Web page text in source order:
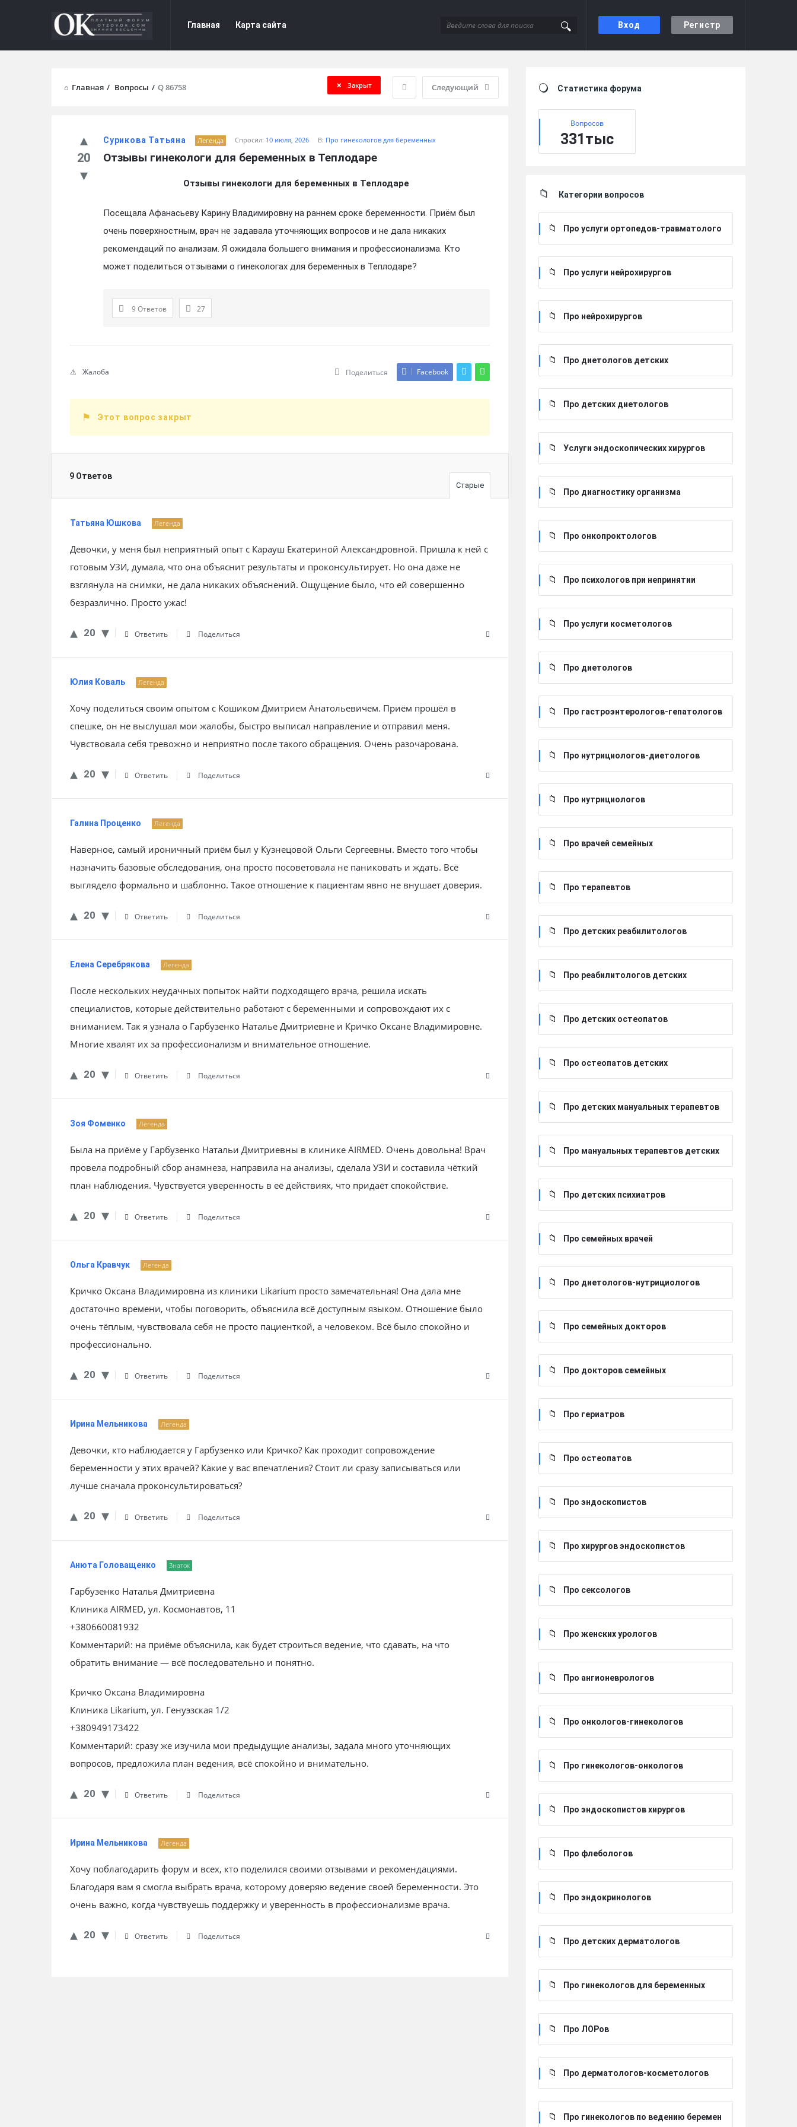
Вход Регистр
Форум
Отзывы
Отзывы
Navigation
Главная Карта сайта
Главная / Вопросы / Q 86758 Следующий
Закрыт
Сурикова Татьяна Легенда Спросил: 10 июля, 2026 В: Про гинекологов для беременных
Отзывы гинекологи для беременных в Теплодаре
20
Отзывы гинекологи для беременных в Теплодаре
Посещала Афанасьеву Карину Владимировну на раннем сроке беременности. Приём был
очень поверхностным, врач не задавала уточняющих вопросов и не дала никаких
рекомендаций по анализам. Я ожидала большего внимания и профессионализма. Кто
может поделиться отзывами о гинекологах для беременных в Теплодаре?
9 Ответов 27
Поделиться Facebook
Жалоба
Этот вопрос закрыт
9 Ответов
Старые
Татьяна Юшкова Легенда
Девочки, у меня был неприятный опыт с Карауш Екатериной Александровной. Пришла к ней с
готовым УЗИ, думала, что она объяснит результаты и проконсультирует. Но она даже не
взглянула на снимки, не дала никаких объяснений. Ощущение было, что ей совершенно
безразлично. Просто ужас!
20 Ответить Поделиться
Юлия Коваль Легенда
Хочу поделиться своим опытом с Кошиком Дмитрием Анатольевичем. Приём прошёл в
спешке, он не выслушал мои жалобы, быстро выписал направление и отправил меня.
Чувствовала себя тревожно и неприятно после такого обращения. Очень разочарована.
20 Ответить Поделиться
Галина Проценко Легенда
Наверное, самый ироничный приём был у Кузнецовой Ольги Сергеевны. Вместо того чтобы
назначить базовые обследования, она просто посоветовала не паниковать и ждать. Всё
выглядело формально и шаблонно. Такое отношение к пациентам явно не внушает доверия.
20 Ответить Поделиться
Елена Серебрякова Легенда
После нескольких неудачных попыток найти подходящего врача, решила искать
специалистов, которые действительно работают с беременными и сопровождают их с
вниманием. Так я узнала о Гарбузенко Наталье Дмитриевне и Кричко Оксане Владимировне.
Многие хвалят их за профессионализм и внимательное отношение.
20 Ответить Поделиться
Зоя Фоменко Легенда
Была на приёме у Гарбузенко Натальи Дмитриевны в клинике AIRMED. Очень довольна! Врач
провела подробный сбор анамнеза, направила на анализы, сделала УЗИ и составила чёткий
план наблюдения. Чувствуется уверенность в её действиях, что придаёт спокойствие.
20 Ответить Поделиться
Ольга Кравчук Легенда
Кричко Оксана Владимировна из клиники Likarium просто замечательная! Она дала мне
достаточно времени, чтобы поговорить, объяснила всё доступным языком. Отношение было
очень тёплым, чувствовала себя не просто пациенткой, а человеком. Всё было спокойно и
профессионально.
20 Ответить Поделиться
Ирина Мельникова Легенда
Девочки, кто наблюдается у Гарбузенко или Кричко? Как проходит сопровождение
беременности у этих врачей? Какие у вас впечатления? Стоит ли сразу записываться или
лучше сначала проконсультироваться?
20 Ответить Поделиться
Анюта Головащенко Знаток
Гарбузенко Наталья Дмитриевна
Клиника AIRMED, ул. Космонавтов, 11
+380660081932
Комментарий: на приёме объяснила, как будет строиться ведение, что сдавать, на что
обратить внимание — всё последовательно и понятно.
Кричко Оксана Владимировна
Клиника Likarium, ул. Генуэзская 1/2
+380949173422
Комментарий: сразу же изучила мои предыдущие анализы, задала много уточняющих
вопросов, предложила план ведения, всё спокойно и внимательно.
20 Ответить Поделиться
Ирина Мельникова Легенда
Хочу поблагодарить форум и всех, кто поделился своими отзывами и рекомендациями.
Благодаря вам я смогла выбрать врача, которому доверяю ведение своей беременности. Это
очень важно, когда чувствуешь поддержку и уверенность в профессионализме врача.
20 Ответить Поделиться
Статистика форума
Вопросов
331тыс
Категории вопросов
Про услуги ортопедов-травматолого
Про услуги нейрохирургов
Про нейрохирургов
Про диетологов детских
Про детских диетологов
Услуги эндоскопических хирургов
Про диагностику организма
Про онкопроктологов
Про психологов при непринятии
Про услуги косметологов
Про диетологов
Про гастроэнтерологов-гепатологов
Про нутрициологов-диетологов
Про нутрициологов
Про врачей семейных
Про терапевтов
Про детских реабилитологов
Про реабилитологов детских
Про детских остеопатов
Про остеопатов детских
Про детских мануальных терапевтов
Про мануальных терапевтов детских
Про детских психиатров
Про семейных врачей
Про диетологов-нутрициологов
Про семейных докторов
Про докторов семейных
Про гериатров
Про остеопатов
Про эндоскопистов
Про хирургов эндоскопистов
Про сексологов
Про женских урологов
Про ангионеврологов
Про онкологов-гинекологов
Про гинекологов-онкологов
Про эндоскопистов хирургов
Про флебологов
Про эндокринологов
Про детских дерматологов
Про гинекологов для беременных
Про ЛОРов
Про дерматологов-косметологов
Про гинекологов по ведению беремен